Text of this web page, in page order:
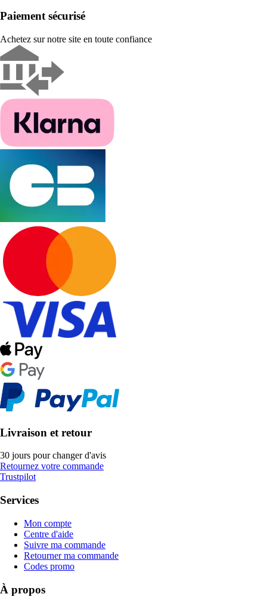
Paiement sécurisé
Achetez sur notre site en toute confiance
Livraison et retour
30 jours pour changer d'avis
Retournez votre commande
Trustpilot
Services
Mon compte
Centre d'aide
Suivre ma commande
Retourner ma commande
Codes promo
À propos